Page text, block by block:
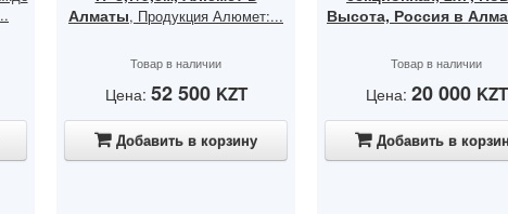
Алматы, Продукция Алюмет:...
Товар в наличии
Цена: 52 500 KZT
Добавить в корзину
Высота, Россия в
Товар в наличии
Цена: 20 000 KZT
Добавить в